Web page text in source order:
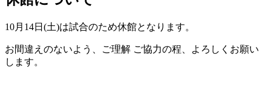
10月14日(土)は試合のため休館となります。
お間違えのないよう、ご理解 ご協力の程、よろしくお願い
します。